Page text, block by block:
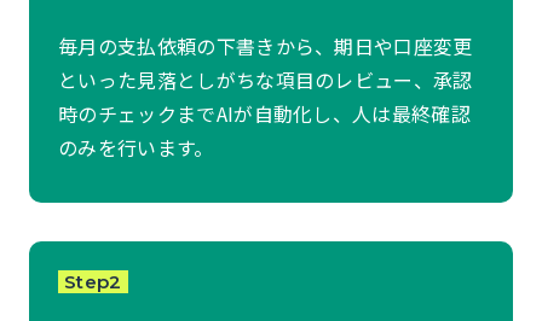
毎月の支払依頼の下書きから、期日や口座変更
といった見落としがちな項目のレビュー、承認
時のチェックまでAIが自動化し、人は最終確認
のみを行います。
Step2